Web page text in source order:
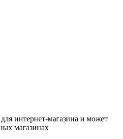
интернет-магазина и может
магазинах